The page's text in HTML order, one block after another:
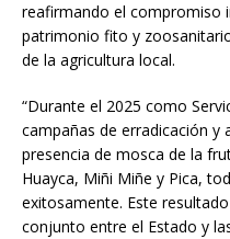
reafirmando el compromiso
patrimonio fito y
de la agricultura local.
“Durante el 2025 como
campañas de erradicación y
presencia de mosca de la
Huayca, Miñi Miñe y Pica,
exitosamente. Este
conjunto entre el Estado y